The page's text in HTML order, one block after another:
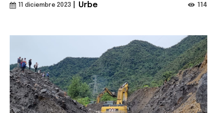
11 diciembre 2023 Urbe 114